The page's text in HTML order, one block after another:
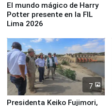
El mundo mágico de Harry
Potter presente en la FIL
Lima 2026
7
Presidenta Keiko Fujimori,